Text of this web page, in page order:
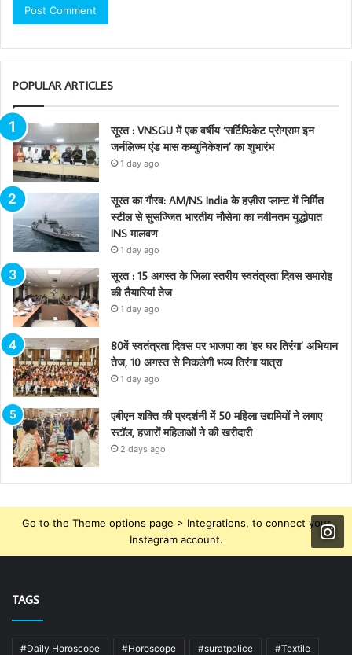
POPULAR ARTICLES
सूरत : VNSGU में एक वर्षीय ‘सर्टिफिकेट प्रोग्राम इन
जर्नलिज्म एंड मास कम्युनिकेशन’ का शुभारंभ
1 day ago
सूरत का गौरव: AM/NS India के हज़ीरा प्लान्ट में निर्मित
स्टील से सुसज्जित भारतीय नौसेना का नवीनतम युद्धोपात
INS मालवण
1 day ago
सूरत : 15 अगस्त के जिला स्तरीय स्वतंत्रता दिवस समारोह
की तैयारियां तेज
1 day ago
80वें स्वतंत्रता दिवस पर भाजपा का ‘हर घर तिरंगा’ अभियान
तेज, 10 अगस्त से निकलेगी भव्य तिरंगा यात्रा
1 day ago
एबीएन शक्ति की प्रदर्शनी में 50 महिला उद्यमियों ने लगाए
स्टॉल, हजारों महिलाओं ने की खरीदारी
2 days ago
Go to the Theme options page > Integrations, to connect your
Instagram account.
TAGS
#Daily Horoscope #Horoscope #suratpolice #Textile